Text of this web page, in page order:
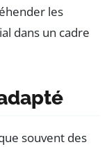
les
dans un cadre
souvent des